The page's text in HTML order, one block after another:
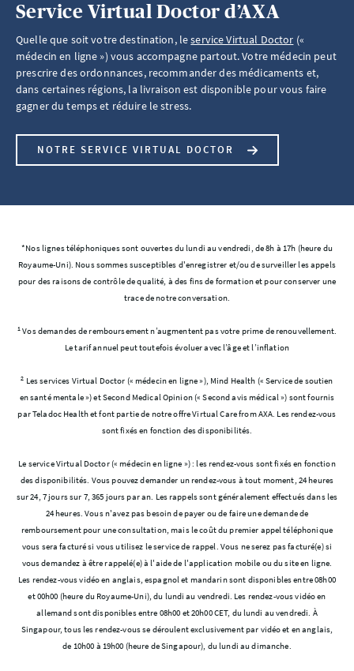
Service Virtual Doctor d’AXA
Quelle que soit votre destination, leservice Virtual Doctor («
médecin en ligne ») vous accompagne partout. Votre médecin peut
prescrire des ordonnances, recommander des médicaments et,
dans certaines régions, la livraison est disponible pour vous faire
gagner du temps et réduire le stress.
NOTRE SERVICE VIRTUAL DOCTOR
*Nos lignes téléphoniques sont ouvertes du lundi au vendredi, de 8h à 17h (heure du
Royaume-Uni). Nous sommes susceptibles d'enregistrer et/ou de surveiller les appels
pour des raisons de contrôle de qualité, à des fins de formation et pour conserver une
trace de notre conversation.
1Vos demandes de remboursement n’augmentent pas votre prime de renouvellement.
Le tarif annuel peut toutefois évoluer avec l’âge et l’inflation
2 Les services Virtual Doctor (« médecin en ligne »), Mind Health (« Service de soutien
en santé mentale ») et Second Medical Opinion (« Second avis médical ») sont fournis
par Teladoc Health et font partie de notre offre Virtual Care from AXA. Les rendez-vous
sont fixés en fonction des disponibilités.
Le service Virtual Doctor (« médecin en ligne ») : les rendez-vous sont fixés en fonction
des disponibilités. Vous pouvez demander un rendez-vous à tout moment, 24 heures
sur 24, 7 jours sur 7, 365 jours par an. Les rappels sont généralement effectués dans les
24 heures. Vous n'avez pas besoin de payer ou de faire une demande de
remboursement pour une consultation, mais le coût du premier appel téléphonique
vous sera facturé si vous utilisez le service de rappel. Vous ne serez pas facturé(e) si
vous demandez à être rappelé(e) à l'aide de l'application mobile ou du site en ligne.
Les rendez-vous vidéo en anglais, espagnol et mandarin sont disponibles entre 08h00
et 00h00 (heure du Royaume-Uni), du lundi au vendredi. Les rendez-vous vidéo en
allemand sont disponibles entre 08h00 et 20h00 CET, du lundi au vendredi. À
Singapour, tous les rendez-vous se déroulent exclusivement par vidéo et en anglais,
de 10h00 à 19h00 (heure de Singapour), du lundi au dimanche.